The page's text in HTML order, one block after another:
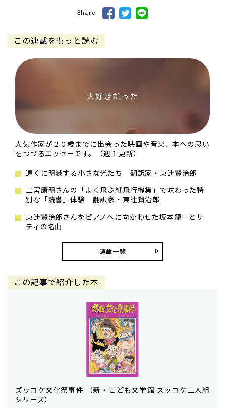
Share
この連載をもっと読む
大好きだった
人気作家が２０歳までに出会った映画や音楽、本への思い
をつづるエッセーです。（週１更新）
遠くに明滅する小さな光たち 翻訳家・東辻󠄀賢治郎
二宮康明さんの「よく飛ぶ紙飛行機集」で味わった特
別な「読書」体験 翻訳家・東辻󠄀賢治郎
東辻󠄀賢治郎さんをピアノへに向かわせた坂本龍一とサ
ティの名曲
連載一覧
この記事で紹介した本
ズッコケ文化祭事件 （新・こども文学館 ズッコケ三人組
シリーズ）